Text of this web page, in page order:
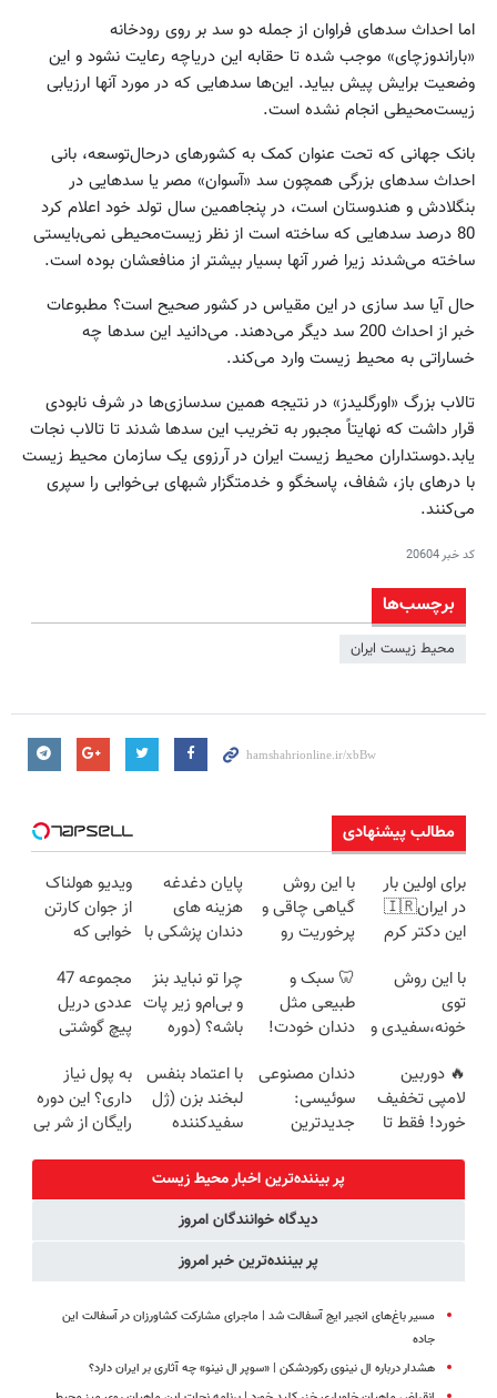
اما احداث سدهای فراوان از جمله دو سد بر روی رودخانه
«باراندوزچای» موجب شده تا حقابه این دریاچه رعایت نشود و این
وضعیت برایش پیش بیاید. این‌ها سدهایی که در مورد آنها ارزیابی
زیست‌محیطی انجام نشده است.
بانک جهانی که تحت عنوان کمک به کشورهای در‌حال‌توسعه، بانی
احداث سدهای بزرگی همچون سد «آسوان» مصر یا سدهایی در
بنگلادش و هندوستان است، در پنجاهمین سال تولد خود اعلام کرد
80 درصد سدهایی که ساخته است از نظر زیست‌محیطی نمی‌بایستی
ساخته می‌شدند زیرا ضرر آنها بسیار بیشتر از منافعشان بوده است.
حال آیا سد سازی در این مقیاس در کشور صحیح است؟ مطبوعات
خبر از احداث 200 سد دیگر می‌دهند. می‌دانید این سدها چه
خساراتی به محیط زیست وارد می‌کند.
تالاب بزرگ «اورگلیدز» در نتیجه همین سدسازی‌ها در شرف نابودی
قرار داشت که نهایتاً مجبور به تخریب این سدها شدند تا تالاب نجات
یابد.دوستداران محیط زیست ایران در آرزوی یک سازمان محیط زیست
با درهای باز، شفاف، پاسخگو و خدمتگزار شبهای بی‌خوابی را سپری
می‌کنند.
کد خبر20604
برچسب‌ها
محیط زیست ایران
مطالب پیشنهادی
برای اولین بار
در ایران🇮🇷
این دکتر کرم
روزه ساخت!
با این روش
گیاهی چاقی و
پرخوریت رو
پایان دغدغه
هزینه های
دندان پزشکی با
کننده خانگی
ویدیو هولناک
از جوان کارتن
خوابی که
آموزش رایگان
با این روش
توی
خونه،سفیدی و
برگردون
(40%off)
🦷 سبک و
طبیعی مثل
دندان خودت!
پرداخت
اقساطی 💳 📍
تهران
چرا تو نباید بنز
و بی‌ام‌و زیر پات
باشه؟ (دوره
میلیاردی)
مجموعه 47
عددی دریل
پیچ گوشتی
به مدت
محدود)
🔥 دوربین
لامپی تخفیف
خورد! فقط تا
دندان مصنوعی
سوئیسی:
جدیدترین
سبک و مقاوم |
پرداخت قسطی
با اعتماد بنفس
لبخند بزن (ژل
سفیدکننده
به پول نیاز
داری؟ این دوره
رایگان از شر بی
پر بیننده‌ترین اخبار محیط زیست
دیدگاه خوانندگان امروز
پر بیننده‌ترین خبر امروز
مسیر باغ‌های انجیر ایج آسفالت شد | ماجرای مشارکت کشاورزان در آسفالت این
جاده
هشدار درباره ال‌ نینوی رکوردشکن | «سوپر ال‌ نینو» چه آثاری بر ایران دارد؟